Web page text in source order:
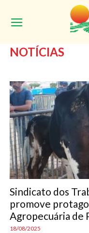
NOTÍCIAS
Sindicato dos
promove
Agropecuária de
18/08/2025